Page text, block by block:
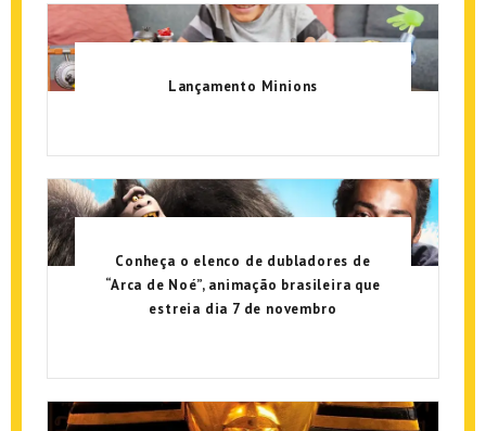
Lançamento Minions
Conheça o elenco de dubladores de
“Arca de Noé”, animação brasileira que
estreia dia 7 de novembro